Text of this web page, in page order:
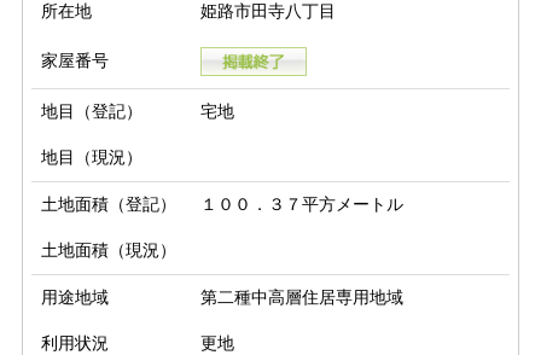
所在地 姫路市田寺八丁目
家屋番号
地目（登記） 宅地
地目（現況）
土地面積（登記） １００．３７平方メートル
土地面積（現況）
用途地域 第二種中高層住居専用地域
利用状況 更地